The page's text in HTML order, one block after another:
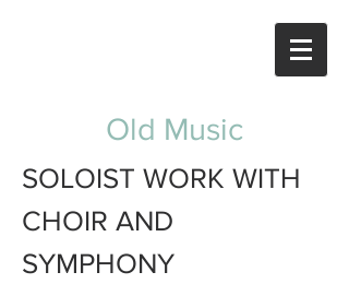
Old Music
SOLOIST WORK WITH
CHOIR AND
SYMPHONY